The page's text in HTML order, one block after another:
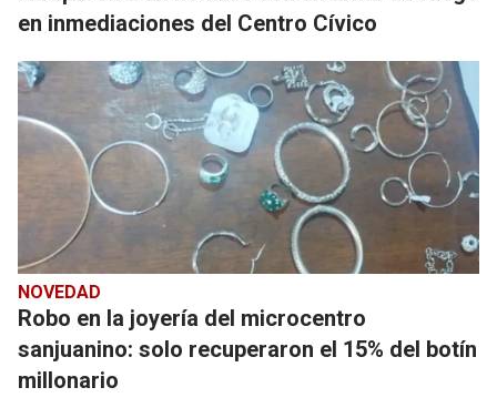
en inmediaciones del Centro Cívico
NOVEDAD
Robo en la joyería del microcentro
sanjuanino: solo recuperaron el 15% del botín
millonario